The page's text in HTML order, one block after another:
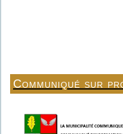
Communiqué sur